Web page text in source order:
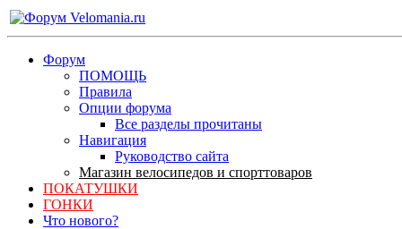
Форум
ПОМОЩЬ
Правила
Опции форума
Все разделы прочитаны
Навигация
Руководство сайта
Магазин велосипедов и спорттоваров
ПОКАТУШКИ
ГОНКИ
Что нового?